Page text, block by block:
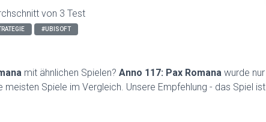
von 3 Test
#UBISOFT
mit ähnlichen Spielen? Anno 117: Pax Romana wurde nur
Spiele im Vergleich. Unsere Empfehlung - das Spiel ist